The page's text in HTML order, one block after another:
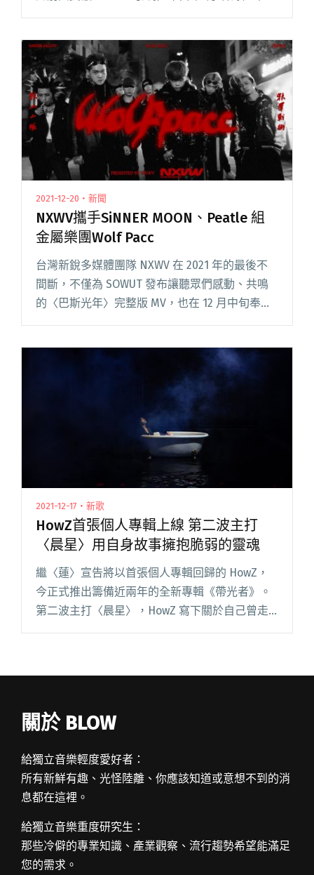
文 "SOWUT無預警上架新歌〈STAR〉 少了戾氣、
期望撕掉過去標籤"
2021-12-20・新聞
NXWV攜手SiNNER MOON、Peatle 組
金屬樂團Wolf Pacc
台灣新銳多媒體團隊 NXWV 在 2021 年的最後不
間斷，不僅為 SOWUT 發布讓聽眾們感動、共鳴
的〈巴斯光年〉完整版 MV，也在 12 月中旬奉上
由 HowZ 耗時一年所製作的首張個人專輯《帶光
"NXWV攜手SiNNER MOON、Peatle 組金屬樂團
2021-12-17・新歌
HowZ首張個人專輯上線 第二波主打
〈晨星〉用自身故事擁抱脆弱的靈魂
繼〈蓮〉宣告將以首張個人專輯回歸的 HowZ，
今正式推出籌備近兩年的全新專輯《帶光者》。
第二波主打〈晨星〉，HowZ 寫下關於自己曾走
過低谷的故事，希望安撫每個曾和他一樣對自己
關於 BLOW
給獨立音樂輕度愛好者：
所有新鮮有趣、光怪陸離、你應該知道或意想不到的消
息都在這裡。
給獨立音樂重度研究生：
那些冷僻的專業知識、產業觀察、流行趨勢希望能滿足
您的需求。